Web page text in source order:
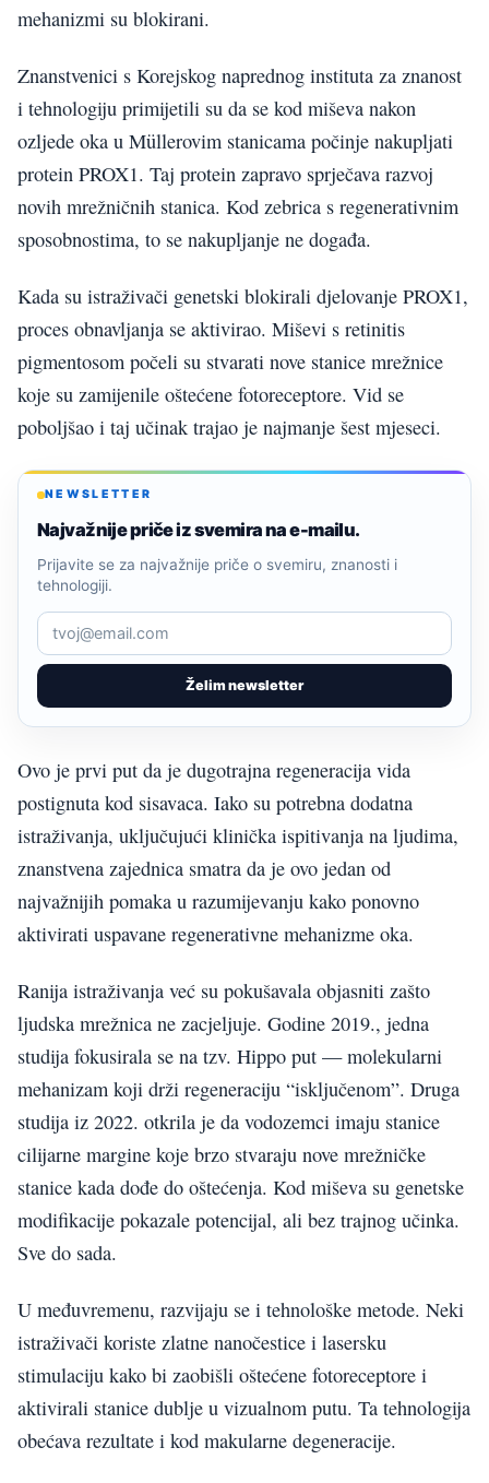
mehanizmi su blokirani.
Znanstvenici s Korejskog naprednog instituta za znanost
i tehnologiju primijetili su da se kod miševa nakon
ozljede oka u Müllerovim stanicama počinje nakupljati
protein PROX1. Taj protein zapravo sprječava razvoj
novih mrežničnih stanica. Kod zebrica s regenerativnim
sposobnostima, to se nakupljanje ne događa.
Kada su istraživači genetski blokirali djelovanje PROX1,
proces obnavljanja se aktivirao. Miševi s retinitis
pigmentosom počeli su stvarati nove stanice mrežnice
koje su zamijenile oštećene fotoreceptore. Vid se
poboljšao i taj učinak trajao je najmanje šest mjeseci.
NEWSLETTER
Najvažnije priče iz svemira na e-mailu.
Želim newsletter
Prijavite se za najvažnije priče o svemiru, znanosti i
tehnologiji.
Ovo je prvi put da je dugotrajna regeneracija vida
postignuta kod sisavaca. Iako su potrebna dodatna
istraživanja, uključujući klinička ispitivanja na ljudima,
znanstvena zajednica smatra da je ovo jedan od
najvažnijih pomaka u razumijevanju kako ponovno
aktivirati uspavane regenerativne mehanizme oka.
Ranija istraživanja već su pokušavala objasniti zašto
ljudska mrežnica ne zacjeljuje. Godine 2019., jedna
studija fokusirala se na tzv. Hippo put — molekularni
mehanizam koji drži regeneraciju “isključenom”. Druga
studija iz 2022. otkrila je da vodozemci imaju stanice
cilijarne margine koje brzo stvaraju nove mrežničke
stanice kada dođe do oštećenja. Kod miševa su genetske
modifikacije pokazale potencijal, ali bez trajnog učinka.
Sve do sada.
U međuvremenu, razvijaju se i tehnološke metode. Neki
istraživači koriste zlatne nanočestice i lasersku
stimulaciju kako bi zaobišli oštećene fotoreceptore i
aktivirali stanice dublje u vizualnom putu. Ta tehnologija
obećava rezultate i kod makularne degeneracije.